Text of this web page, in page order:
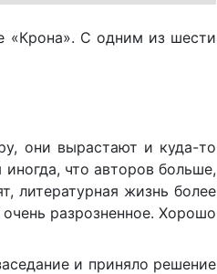
«Крона». С одним из шести
они вырастают и куда-то
что авторов больше,
литературная жизнь более
разрозненное. Хорошо
и приняло решение